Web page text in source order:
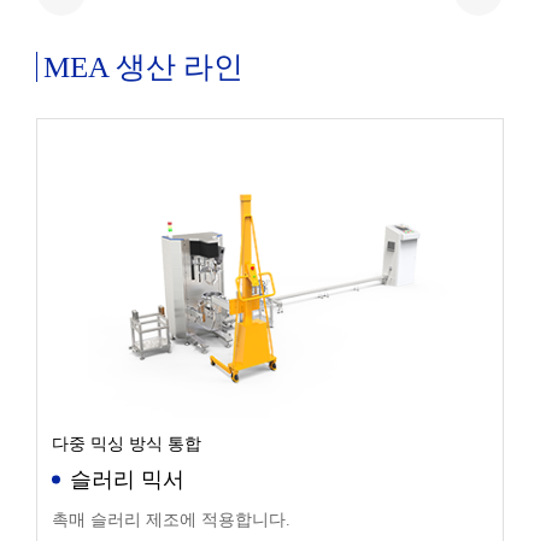
MEA 생산 라인
다중 믹싱 방식 통합
슬러리 믹서
촉매 슬러리 제조에 적용합니다.